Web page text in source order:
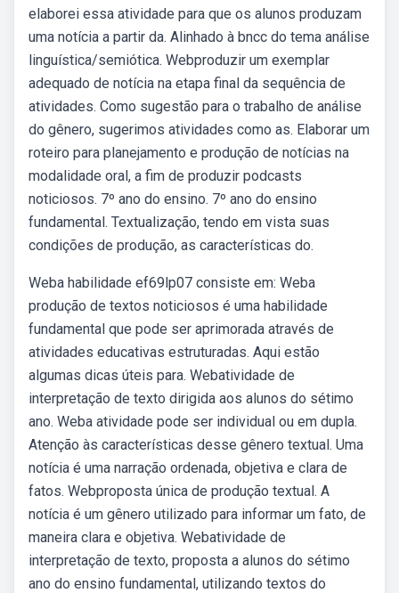
elaborei essa atividade para que os alunos produzam
uma notícia a partir da. Alinhado à bncc do tema análise
linguística/semiótica. Webproduzir um exemplar
adequado de notícia na etapa final da sequência de
atividades. Como sugestão para o trabalho de análise
do gênero, sugerimos atividades como as. Elaborar um
roteiro para planejamento e produção de notícias na
modalidade oral, a fim de produzir podcasts
noticiosos. 7º ano do ensino. 7º ano do ensino
fundamental. Textualização, tendo em vista suas
condições de produção, as características do.
Weba habilidade ef69lp07 consiste em: Weba
produção de textos noticiosos é uma habilidade
fundamental que pode ser aprimorada através de
atividades educativas estruturadas. Aqui estão
algumas dicas úteis para. Webatividade de
interpretação de texto dirigida aos alunos do sétimo
ano. Weba atividade pode ser individual ou em dupla.
Atenção às características desse gênero textual. Uma
notícia é uma narração ordenada, objetiva e clara de
fatos. Webproposta única de produção textual. A
notícia é um gênero utilizado para informar um fato, de
maneira clara e objetiva. Webatividade de
interpretação de texto, proposta a alunos do sétimo
ano do ensino fundamental, utilizando textos do